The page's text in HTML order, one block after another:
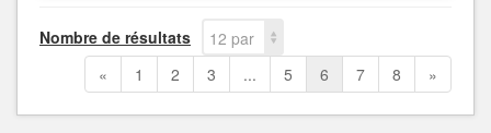
Nombre de résultats
12 par
page
« 1 2 3 ... 5 6 7 8 »